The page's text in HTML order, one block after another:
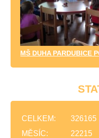
MŠ DUHA PARDUBICE
CELKEM:
326165
MĚSÍC:
22215